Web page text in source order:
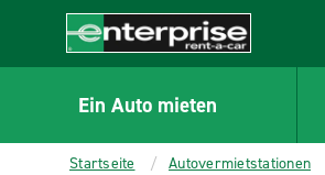
CONTENT
Enterprise
Ein Auto mieten
Startseite Autovermietstationen